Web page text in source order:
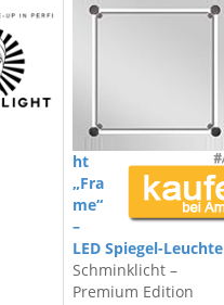
ht
„Fra
me“
–
LED Spiegel-Leuchte
Schminklicht –
Premium Edition